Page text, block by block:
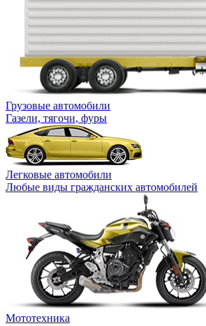
Грузовые автомобили
Газели, тягочи, фуры
Легковые автомобили
Любые виды гражданских автомобилей
Мототехника